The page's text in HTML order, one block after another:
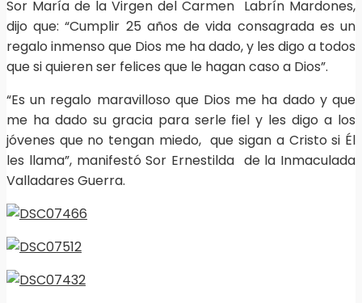
Sor María de la Virgen del Carmen Labrín Mardones,
dijo que: “Cumplir 25 años de vida consagrada es un
regalo inmenso que Dios me ha dado, y les digo a todos
que si quieren ser felices que le hagan caso a Dios”.
“Es un regalo maravilloso que Dios me ha dado y que
me ha dado su gracia para serle fiel y les digo a los
jóvenes que no tengan miedo, que sigan a Cristo si Él
les llama”, manifestó Sor Ernestilda de la Inmaculada
Valladares Guerra.